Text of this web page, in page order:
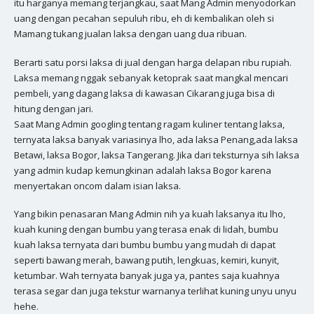
itu harganya memang terjangkau, saat Mang Admin menyodorkan
uang dengan pecahan sepuluh ribu, eh di kembalikan oleh si
Mamang tukang jualan laksa dengan uang dua ribuan.
Berarti satu porsi laksa di jual dengan harga delapan ribu rupiah.
Laksa memang nggak sebanyak ketoprak saat mangkal mencari
pembeli, yang dagang laksa di kawasan Cikarang juga bisa di
hitung dengan jari.
Saat Mang Admin googling tentang ragam kuliner tentang laksa,
ternyata laksa banyak variasinya lho, ada laksa Penang,ada laksa
Betawi, laksa Bogor, laksa Tangerang. Jika dari teksturnya sih laksa
yang admin kudap kemungkinan adalah laksa Bogor karena
menyertakan oncom dalam isian laksa.
Yang bikin penasaran Mang Admin nih ya kuah laksanya itu lho,
kuah kuning dengan bumbu yang terasa enak di lidah, bumbu
kuah laksa ternyata dari bumbu bumbu yang mudah di dapat
seperti bawang merah, bawang putih, lengkuas, kemiri, kunyit,
ketumbar. Wah ternyata banyak juga ya, pantes saja kuahnya
terasa segar dan juga tekstur warnanya terlihat kuning unyu unyu
hehe.